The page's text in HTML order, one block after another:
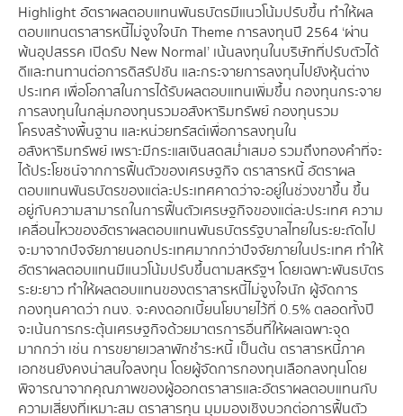
Highlight อัตราผลตอบแทนพันธบัตรมีแนวโน้มปรับขึ้น ทำให้ผล
ตอบแทนตราสารหนี้ไม่จูงใจนัก Theme การลงทุนปี 2564 ‘ผ่าน
พ้นอุปสรรค เปิดรับ New Normal’ เน้นลงทุนในบริษัทที่ปรับตัวได้
ดีและทนทานต่อการดิสรัปชัน และกระจายการลงทุนไปยังหุ้นต่าง
ประเทศ เพื่อโอกาสในการได้รับผลตอบแทนเพิ่มขึ้น กองทุนกระจาย
การลงทุนในกลุ่มกองทุนรวมอสังหาริมทรัพย์ กองทุนรวม
โครงสร้างพื้นฐาน และหน่วยทรัสต์เพื่อการลงทุนใน
อสังหาริมทรัพย์ เพราะมีกระแสเงินสดสม่ำเสมอ รวมถึงทองคำที่จะ
ได้ประโยชน์จากการฟื้นตัวของเศรษฐกิจ ตราสารหนี้ อัตราผล
ตอบแทนพันธบัตรของแต่ละประเทศคาดว่าจะอยู่ในช่วงขาขึ้น ขึ้น
อยู่กับความสามารถในการฟื้นตัวเศรษฐกิจของแต่ละประเทศ ความ
เคลื่อนไหวของอัตราผลตอบแทนพันธบัตรรัฐบาลไทยในระยะถัดไป
จะมาจากปัจจัยภายนอกประเทศมากกว่าปัจจัยภายในประเทศ ทำให้
อัตราผลตอบแทนมีแนวโน้มปรับขึ้นตามสหรัฐฯ โดยเฉพาะพันธบัตร
ระยะยาว ทำให้ผลตอบแทนของตราสารหนี้ไม่จูงใจนัก ผู้จัดการ
กองทุนคาดว่า กนง. จะคงดอกเบี้ยนโยบายไว้ที่ 0.5% ตลอดทั้งปี
จะเน้นการกระตุ้นเศรษฐกิจด้วยมาตรการอื่นที่ให้ผลเฉพาะจุด
มากกว่า เช่น การขยายเวลาพักชำระหนี้ เป็นต้น ตราสารหนี้ภาค
เอกชนยังคงน่าสนใจลงทุน โดยผู้จัดการกองทุนเลือกลงทุนโดย
พิจารณาจากคุณภาพของผู้ออกตราสารและอัตราผลตอบแทนกับ
ความเสี่ยงที่เหมาะสม ตราสารทุน มุมมองเชิงบวกต่อการฟื้นตัว